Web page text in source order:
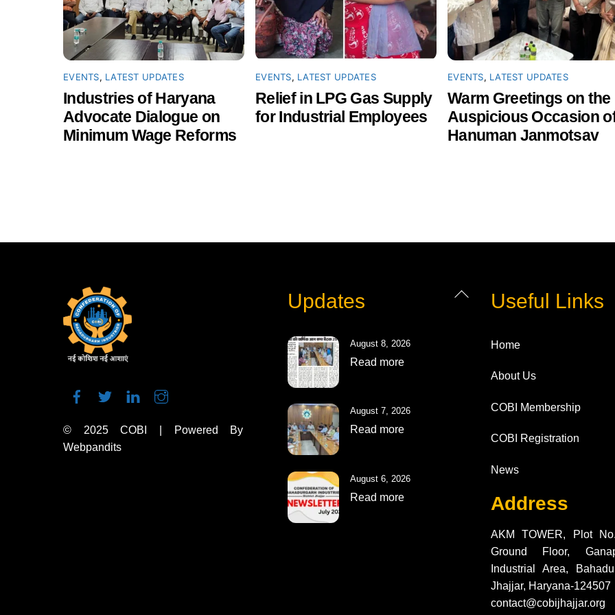
EVENTS, LATEST UPDATES
Industries of Haryana
Advocate Dialogue on
Minimum Wage Reforms
EVENTS, LATEST UPDATES
Relief in LPG Gas Supply
for Industrial Employees
EVENTS, LATEST UPDATES
Warm Greetings on the
Auspicious Occasion
Hanuman Janmotsav
Back
© 2025COBI
| Powered By
Webpandits
Updates
August 8, 2026
Read more
August 7, 2026
Read more
August 6, 2026
Read more
Useful Links
Home
About Us
COBI Membership
COBI Registration
News
Address
AKM TOWER, Plot
Ground Floor,
Industrial Area,
Jhajjar, Haryana-124507
contact@cobijhajjar.org